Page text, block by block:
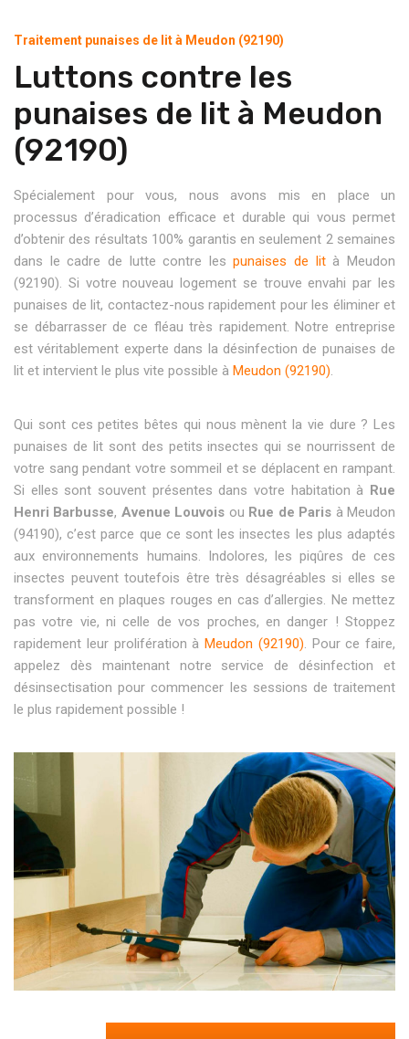
Traitement punaises de lit à Meudon (92190)
Luttons contre les
punaises de lit à Meudon
(92190)
Spécialement pour vous, nous avons mis en place un
processus d’éradication efficace et durable qui vous permet
d’obtenir des résultats 100% garantis en seulement 2 semaines
dans le cadre de lutte contre lespunaises de lità Meudon
(92190). Si votre nouveau logement se trouve envahi par les
punaises de lit, contactez-nous rapidement pour les éliminer et
se débarrasser de ce fléau très rapidement. Notre entreprise
est véritablement experte dans la désinfection de punaises de
lit et intervient le plus vite possible à Meudon (92190).
Qui sont ces petites bêtes qui nous mènent la vie dure ? Les
punaises de lit sont des petits insectes qui se nourrissent de
votre sang pendant votre sommeil et se déplacent en rampant.
Si elles sont souvent présentes dans votre habitation à Rue
Henri Barbusse, Avenue Louvois ou Rue de Paris à Meudon
(94190), c’est parce que ce sont les insectes les plus adaptés
aux environnements humains. Indolores, les piqûres de ces
insectes peuvent toutefois être très désagréables si elles se
transforment en plaques rouges en cas d’allergies. Ne mettez
pas votre vie, ni celle de vos proches, en danger ! Stoppez
rapidement leur prolifération à Meudon (92190). Pour ce faire,
appelez dès maintenant notre service de désinfection et
désinsectisation pour commencer les sessions de traitement
le plus rapidement possible !